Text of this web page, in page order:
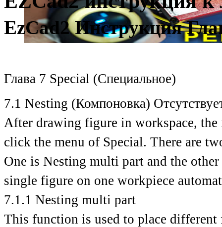
EzCad2 Инструкция
Глава 7 Special (Специальное)
7.1 Nesting (Компоновка)
After drawing figure in workspace,
click the menu of Special. There are
One is Nesting multi part and the
single figure on one workpiece
7.1.1 Nesting multi part
This function is used to place